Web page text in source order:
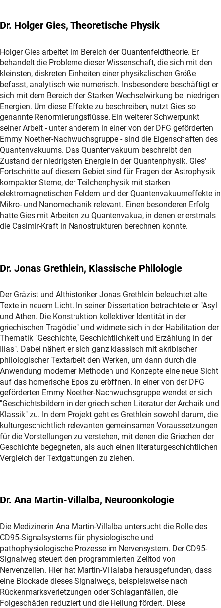
Dr. Holger Gies, Theoretische Physik
Holger Gies arbeitet im Bereich der Quantenfeldtheorie. Er
behandelt die Probleme dieser Wissenschaft, die sich mit den
kleinsten, diskreten Einheiten einer physikalischen Größe
befasst, analytisch wie numerisch. Insbesondere beschäftigt er
sich mit dem Bereich der Starken Wechselwirkung bei niedrigen
Energien. Um diese Effekte zu beschreiben, nutzt Gies so
genannte Renormierungsflüsse. Ein weiterer Schwerpunkt
seiner Arbeit - unter anderem in einer von der DFG geförderten
Emmy Noether-Nachwuchsgruppe - sind die Eigenschaften des
Quantenvakuums. Das Quantenvakuum beschreibt den
Zustand der niedrigsten Energie in der Quantenphysik. Gies'
Fortschritte auf diesem Gebiet sind für Fragen der Astrophysik
kompakter Sterne, der Teilchenphysik mit starken
elektromagnetischen Feldern und der Quantenvakuumeffekte in
Mikro- und Nanomechanik relevant. Einen besonderen Erfolg
hatte Gies mit Arbeiten zu Quantenvakua, in denen er erstmals
die Casimir-Kraft in Nanostrukturen berechnen konnte.
Dr. Jonas Grethlein, Klassische Philologie
Der Gräzist und Althistoriker Jonas Grethlein beleuchtet alte
Texte in neuem Licht. In seiner Dissertation betrachtete er "Asyl
und Athen. Die Konstruktion kollektiver Identität in der
griechischen Tragödie" und widmete sich in der Habilitation der
Thematik "Geschichte, Geschichtlichkeit und Erzählung in der
Ilias". Dabei nähert er sich ganz klassisch mit akribischer
philologischer Textarbeit den Werken, um dann durch die
Anwendung moderner Methoden und Konzepte eine neue Sicht
auf das homerische Epos zu eröffnen. In einer von der DFG
geförderten Emmy Noether-Nachwuchsgruppe wendet er sich
"Geschichtsbildern in der griechischen Literatur der Archaik und
Klassik" zu. In dem Projekt geht es Grethlein sowohl darum, die
kulturgeschichtlich relevanten gemeinsamen Voraussetzungen
für die Vorstellungen zu verstehen, mit denen die Griechen der
Geschichte begegneten, als auch einen literaturgeschichtlichen
Vergleich der Textgattungen zu ziehen.
Dr. Ana Martin-Villalba, Neuroonkologie
Die Medizinerin Ana Martin-Villalba untersucht die Rolle des
CD95-Signalsystems für physiologische und
pathophysiologische Prozesse im Nervensystem. Der CD95-
Signalweg steuert den programmierten Zelltod von
Nervenzellen. Hier hat Martin-Villalaba herausgefunden, dass
eine Blockade dieses Signalwegs, beispielsweise nach
Rückenmarksverletzungen oder Schlaganfällen, die
Folgeschäden reduziert und die Heilung fördert. Diese